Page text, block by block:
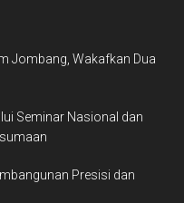
Jombang, Wakafkan Dua
Seminar Nasional dan
Presisi dan